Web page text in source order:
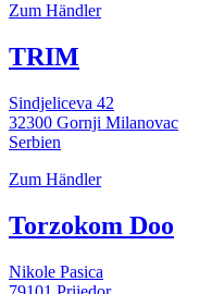
Zum Händler
TRIM
Sindjeliceva 42
32300 Gornji Milanovac
Serbien
Zum Händler
Torzokom Doo
Nikole Pasica